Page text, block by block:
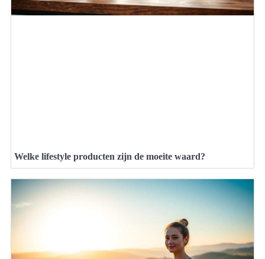
Welke lifestyle producten zijn de moeite waard?